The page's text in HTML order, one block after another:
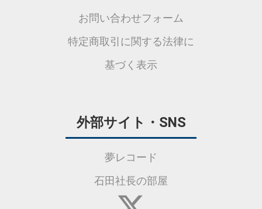
お問い合わせフォーム
特定商取引に関する法律に
基づく表示
外部サイト・SNS
夢レコード
石田社長の部屋